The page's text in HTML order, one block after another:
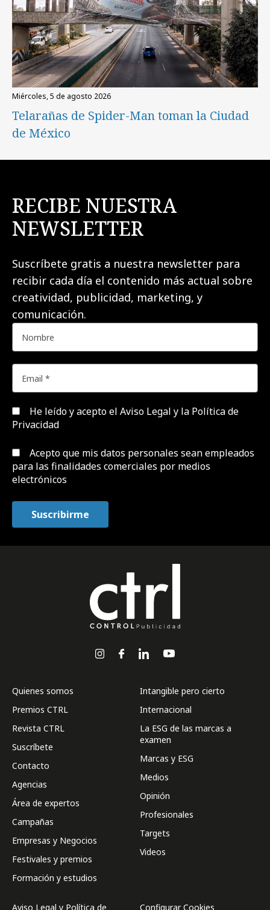
miércoles, 5 de agosto 2026
Telarañas de Spider-Man toman la Ciudad
de México
RECIBE NUESTRA
NEWSLETTER
Suscríbete gratis a nuestra newsletter para
recibir cada día el contenido más actual sobre
creatividad, publicidad, marketing, y
comunicación.
He leído y acepto el Aviso Legal y la Política de
Privacidad
Acepto que mis datos personales sean empleados
para las finalidades comerciales por medios
electrónicos
Quienes somos
Premios CTRL
Revista CTRL
Suscríbete
Contacto
Agencias
Área de expertos
Campañas
Empresas y Negocios
Festivales y premios
Formación y estudios
Intangible pero cierto
Internacional
La ESG de las marcas a
examen
Marcas y ESG
Medios
Opinión
Profesionales
Targets
Videos
Aviso Legal y Política de Configurar Cookies